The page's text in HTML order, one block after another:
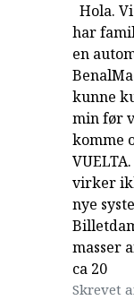
Hola.
har
en
kunne
min før
komme
virker
nye
masser
ca 20
Skrevet